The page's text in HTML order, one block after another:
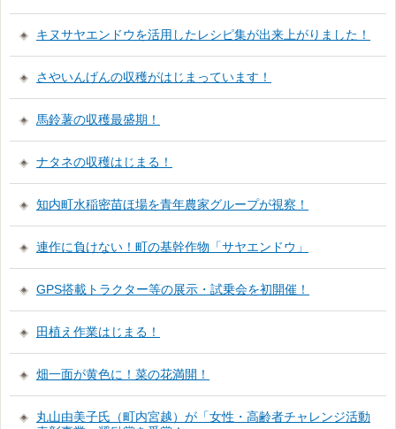
キヌサヤエンドウを活用したレシピ集が出来上がりました！
さやいんげんの収穫がはじまっています！
馬鈴薯の収穫最盛期！
ナタネの収穫はじまる！
知内町水稲密苗ほ場を青年農家グループが視察！
連作に負けない！町の基幹作物「サヤエンドウ」
GPS搭載トラクター等の展示・試乗会を初開催！
田植え作業はじまる！
畑一面が黄色に！菜の花満開！
丸山由美子氏（町内宮越）が「女性・高齢者チャレンジ活動